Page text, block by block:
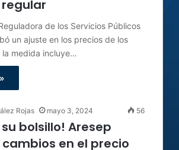
de los Servicios Públicos
un ajuste en los precios de los
medida incluye…
Rojas mayo 3, 2024 56
su bolsillo! Aresep
en el precio